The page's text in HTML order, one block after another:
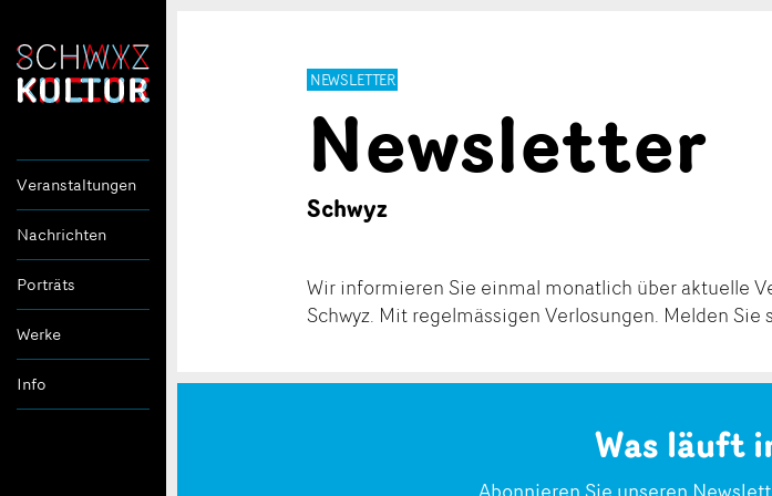
Veranstaltungen
Nachrichten
Porträts
Werke
Info
NEWSLETTER
Newsletter
Schwyz
Wir informieren Sie einmal monatlich über aktuelle
Schwyz. Mit regelmässigen Verlosungen. Melden Sie
Was läuft